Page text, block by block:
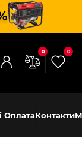
0 0
ОплатаКонтакти